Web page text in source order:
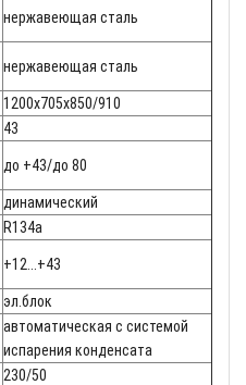
нержавеющая сталь
нержавеющая сталь
1200х705х850/910
43
до +43/до 80
динамический
R134a
+12...+43
эл.блок
автоматическая с системой
испарения конденсата
230/50